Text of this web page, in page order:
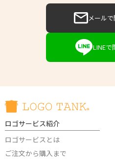
メール
LINEで
ロゴサービス紹介
ロゴサービスとは
ご注文から購入まで